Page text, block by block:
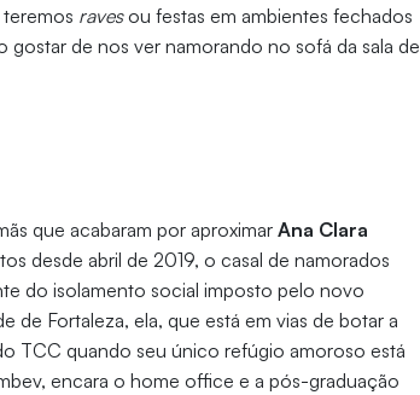
ravesou festas em ambientes fechados
gostar de nos ver namorando no sofá da sala de
que acabaram por aproximarAna Clara
desde abril de 2019, o casal de namorados
do isolamento social imposto pelo novo
de Fortaleza, ela, que está em vias de botar a
TCC quando seu único refúgio amoroso está
encara o home office e a pós-graduação